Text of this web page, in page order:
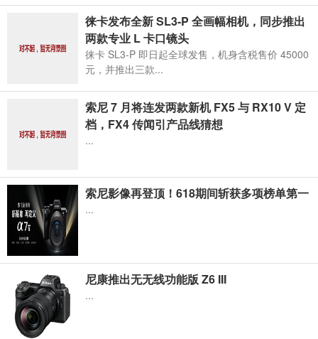
徕卡发布全新 SL3-P 全画幅相机，同步推出
两款专业 L 卡口镜头
徕卡 SL3-P 即日起全球发售，机身含税售价 45000
元，并推出三款...
索尼 7 月将连发两款新机 FX5 与 RX10 V 定
档，FX4 传闻引产品线猜想
...
索尼影像再登顶！618期间斩获多项榜单第一
...
尼康推出无无线功能版 Z6 III
...